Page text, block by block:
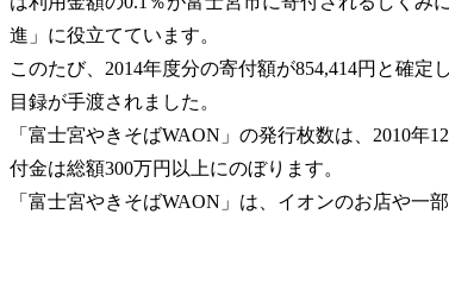
進」に役立てています。
このたび、2014年度分の寄付額が854,414円と確
目録が手渡されました。
「富士宮やきそばWAON」の発行枚数は、2010年
付金は総額300万円以上にのぼります。
「富士宮やきそばWAON」は、イオンのお店や一